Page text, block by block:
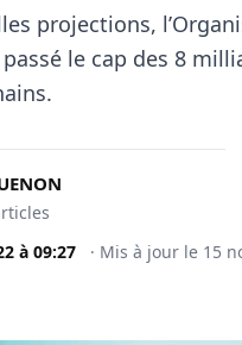
projections,
le cap des 8
à 09:27 · Mis à jour le 15